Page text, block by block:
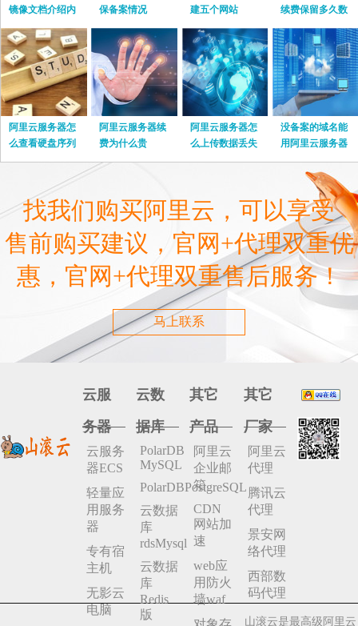
镜像文档介绍内
容
保备案情况
建五个网站
续费保留多久数
据
阿里云服务器怎
么查看硬盘序列
号
阿里云服务器续
费为什么贵
阿里云服务器怎
么上传数据丢失
没备案的域名能
用阿里云服务器
嘛
找我们购买阿里云，可以享受
售前购买建议，官网+代理双重优
惠，官网+代理双重售后服务！
马上联系
云服
务器
云服务
器ECS
轻量应
用服务
器
专有宿
主机
无影云
电脑
云数
据库
PolarDB
MySQL
PolarDBPostgreSQL
云数据
库
rdsMysql
云数据
库
Redis
版
其它
产品
阿里云
企业邮
箱
CDN
网站加
速
web应
用防火
墙waf
其它
厂家
阿里云
代理
腾讯云
代理
景安网
络代理
西部数
码代理
山滚云是最高级阿里云